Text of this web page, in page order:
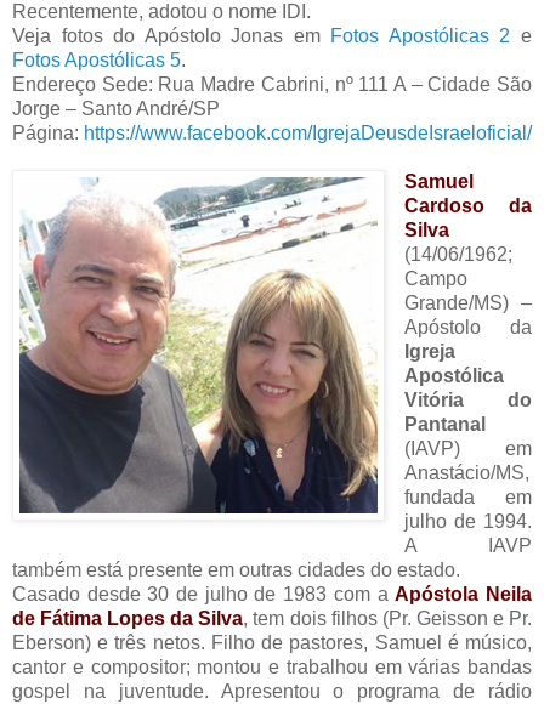
Recentemente, adotou o nome IDI.
Veja fotos do Apóstolo Jonas em Fotos Apostólicas 2 e
Fotos Apostólicas 5.
Endereço Sede: Rua Madre Cabrini, nº 111 A – Cidade São
Jorge – Santo André/SP
Página: https://www.facebook.com/IgrejaDeusdeIsraeloficial/
Samuel
Cardoso da
Silva
(14/06/1962;
Campo
Grande/MS) –
Apóstolo da
Igreja
Apostólica
Vitória do
Pantanal
(IAVP) em
Anastácio/MS,
fundada em
julho de 1994.
A IAVP
também está presente em outras cidades do estado.
Casado desde 30 de julho de 1983 com aApóstola Neila
de Fátima Lopes da Silva, tem dois filhos (Pr. Geisson e Pr.
Eberson) e três netos. Filho de pastores, Samuel é músico,
cantor e compositor; montou e trabalhou em várias bandas
gospel na juventude. Apresentou o programa de rádio